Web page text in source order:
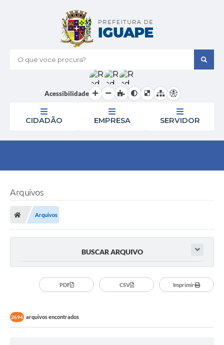
O que voce procura?
Acessibilidade
CIDADÃO EMPRESA SERVIDOR
Arquivos
Arquivos
BUSCAR ARQUIVO
PDF CSV Imprimir
2694 arquivos encontrados